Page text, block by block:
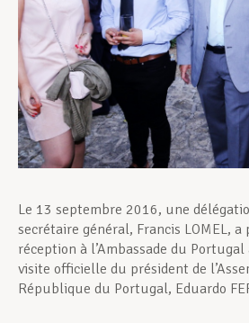
Devenir Membre
Actualités
Le 13 septembre 2016, une
secrétaire général, Francis LOMEL,
réception à l’Ambassade du Portugal
visite officielle du président de
République du Portugal, Eduardo